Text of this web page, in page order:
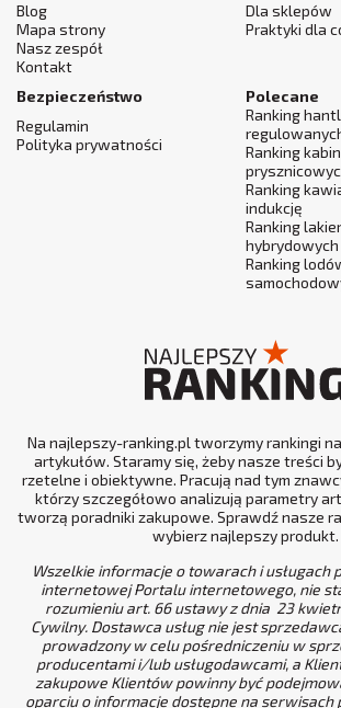
Blog
Mapa strony
Nasz zespół
Kontakt
Dla sklepów
Praktyki dla
Bezpieczeństwo
Regulamin
Polityka prywatności
Polecane
Ranking
Ranking kabin
Ranking
indukcję
Ranking
hybrydowych
Ranking
Na najlepszy-ranking.pl tworzymy rankingi
artykułów. Staramy się, żeby nasze treści
rzetelne i obiektywne. Pracują nad tym
którzy szczegółowo analizują parametry
tworzą poradniki zakupowe. Sprawdź nasze
wybierz najlepszy produkt.
Wszelkie informacje o towarach i usługach
internetowej Portalu internetowego, nie
rozumieniu art. 66 ustawy z dnia 23
Cywilny. Dostawca usług nie jest
prowadzony w celu pośredniczeniu w
producentami i/lub usługodawcami, a
zakupowe Klientów powinny być
oparciu o informacje dostępne na